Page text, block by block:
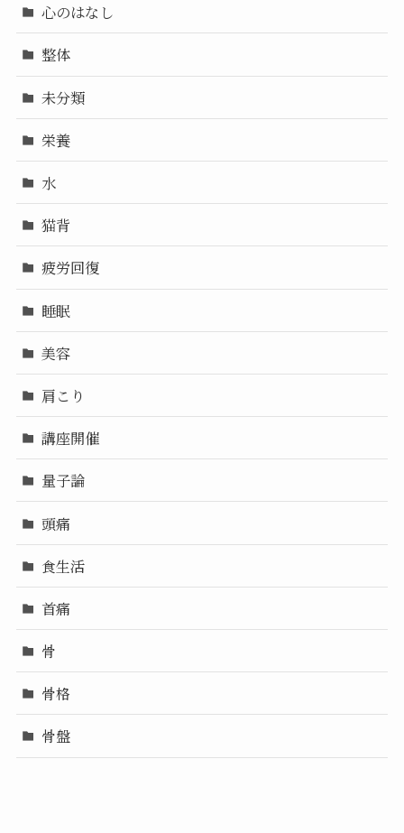
心のはなし
整体
未分類
栄養
水
猫背
疲労回復
睡眠
美容
肩こり
講座開催
量子論
頭痛
食生活
首痛
骨
骨格
骨盤